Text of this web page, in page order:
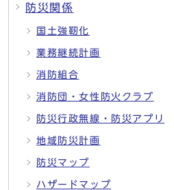
防災関係
国土強靭化
業務継続計画
消防組合
消防団・女性防火クラブ
防災行政無線・防災アプリ
地域防災計画
防災マップ
ハザードマップ